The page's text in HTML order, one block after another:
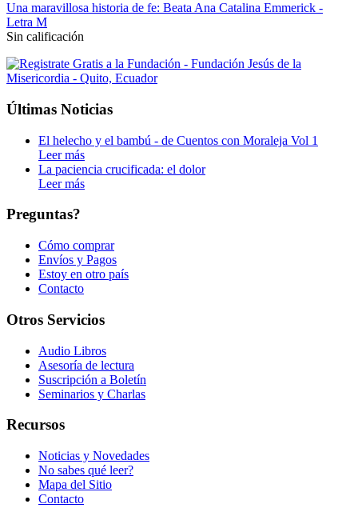
Una maravillosa historia de fe: Beata Ana Catalina Emmerick -
Letra M
Sin calificación
Últimas Noticias
El helecho y el bambú - de Cuentos con Moraleja Vol 1
Leer más
La paciencia crucificada: el dolor
Leer más
Preguntas?
Cómo comprar
Envíos y Pagos
Estoy en otro país
Contacto
Otros Servicios
Audio Libros
Asesoría de lectura
Suscripción a Boletín
Seminarios y Charlas
Recursos
Noticias y Novedades
No sabes qué leer?
Mapa del Sitio
Contacto